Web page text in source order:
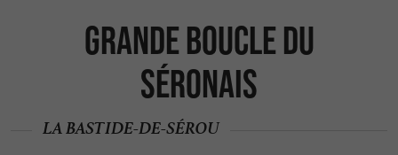
Grande boucle du
Séronais
LA BASTIDE-DE-SÉROU